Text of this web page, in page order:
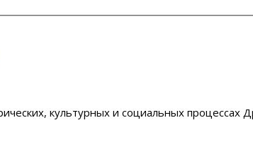
культурных и социальных процессах